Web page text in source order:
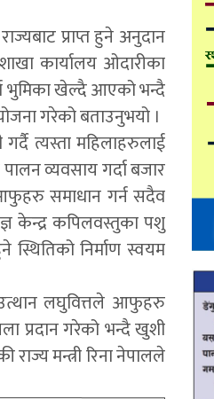
प्राप्त हुने अनुदान
कार्यालय ओदारीका
भुमिका खेल्दै आएको भन्दै
गरेको बताउनुभयो ।
त्यस्ता महिलाहरुलाई
व्यवसाय गर्दा बजार
समाधान गर्न सदैव
केन्द्र कपिलवस्तुका पशु
निर्माण स्वयम
उत्थान लघुवित्तले आफुहरु
प्रदान गरेको भन्दै खुशी
राज्य मन्त्री रिना नेपालले